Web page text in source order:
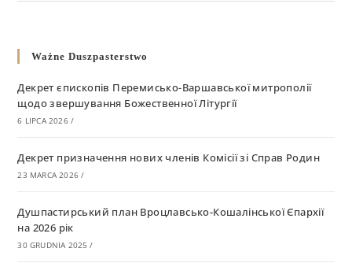
Ważne Duszpasterstwo
Декрет єпископів Перемисько-Варшавської митрополії
щодо звершування Божественної Літургії
6 LIPCA 2026 /
Декрет призначення нових членів Комісії зі Справ Родин
23 MARCA 2026 /
Душпастирський план Вроцлавсько-Кошалінської Єпархії
на 2026 рік
30 GRUDNIA 2025 /